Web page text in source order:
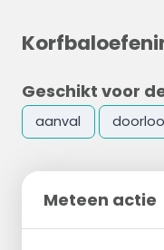
Geschikt voor
aanval
Meteen actie